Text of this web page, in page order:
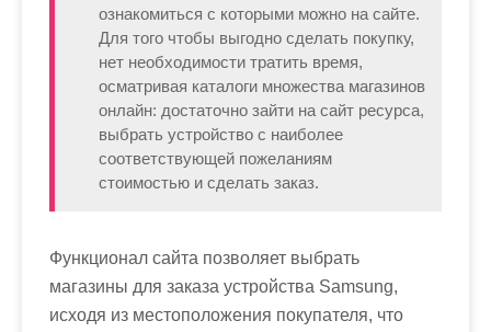
ознакомиться с которыми можно на сайте.
Для того чтобы выгодно сделать покупку,
нет необходимости тратить время,
осматривая каталоги множества магазинов
онлайн: достаточно зайти на сайт ресурса,
выбрать устройство с наиболее
соответствующей пожеланиям
стоимостью и сделать заказ.
Функционал сайта позволяет выбрать
магазины для заказа устройства Samsung,
исходя из местоположения покупателя, что